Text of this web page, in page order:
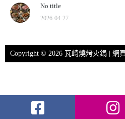
No title
2026-04-27
Copyright © 2026 瓦崎燒烤火鍋 | 網